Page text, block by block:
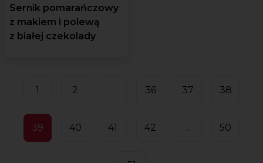
Sernik pomarańczowy
z makiem i polewą
z białej czekolady
1 2 ... 36 37 38
39 40 41 42 ... 50